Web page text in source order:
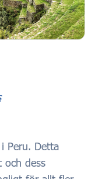
Peru. Detta
och dess